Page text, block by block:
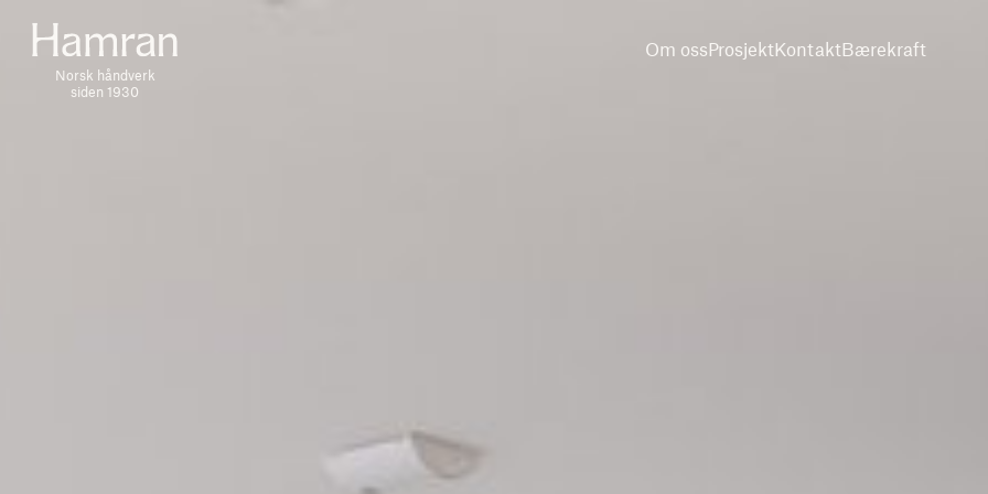
Norsk håndverk
siden 1930
Om ossProsjektKontaktBærekraft